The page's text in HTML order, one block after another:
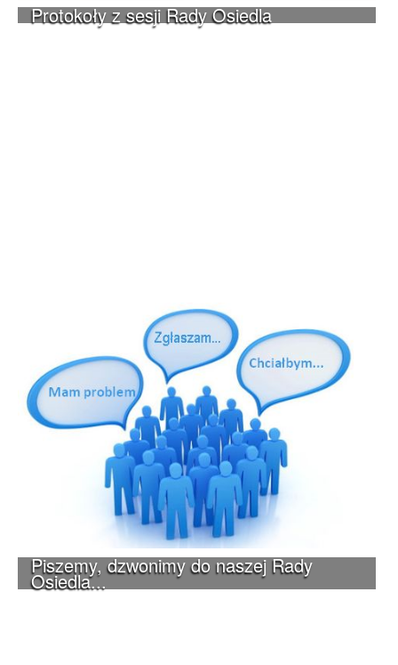
Protokoły z sesji Rady Osiedla
Piszemy, dzwonimy do naszej Rady
Osiedla...